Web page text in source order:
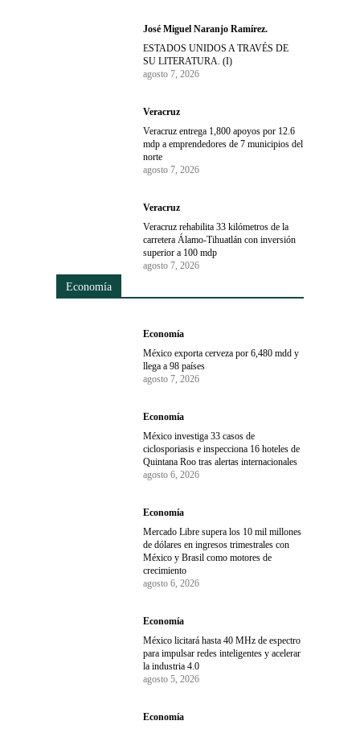
José Miguel Naranjo Ramírez.
ESTADOS UNIDOS A TRAVÉS DE
SU LITERATURA. (I)
agosto 7, 2026
Veracruz
Veracruz entrega 1,800 apoyos por 12.6
mdp a emprendedores de 7 municipios del
norte
agosto 7, 2026
Veracruz
Veracruz rehabilita 33 kilómetros de la
carretera Álamo-Tihuatlán con inversión
superior a 100 mdp
agosto 7, 2026
Economía
Economía
México exporta cerveza por 6,480 mdd y
llega a 98 países
agosto 7, 2026
Economía
México investiga 33 casos de
ciclosporiasis e inspecciona 16 hoteles de
Quintana Roo tras alertas internacionales
agosto 6, 2026
Economía
Mercado Libre supera los 10 mil millones
de dólares en ingresos trimestrales con
México y Brasil como motores de
crecimiento
agosto 6, 2026
Economía
México licitará hasta 40 MHz de espectro
para impulsar redes inteligentes y acelerar
la industria 4.0
agosto 5, 2026
Economía